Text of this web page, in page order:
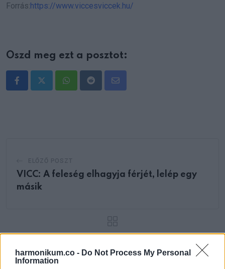
harmonikum.co - Do Not Process My Personal
Information
Forrás:https://www.viccesviccek.hu/
Oszd meg ezt a posztot:
WhatsappRedditShare
VICC: A feleség elhagyja férjét, lelép egy
másik
KÖVETKEZŐ POSZT